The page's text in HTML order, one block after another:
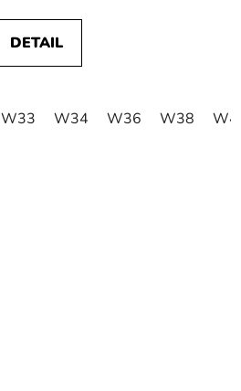
DETAIL
W33 W34 W36 W38